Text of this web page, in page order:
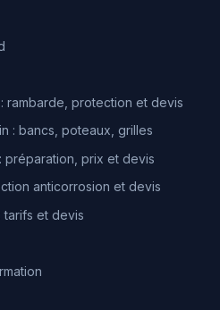
rambarde, protection et devis
: bancs, poteaux, grilles
préparation, prix et devis
anticorrosion et devis
tarifs et devis